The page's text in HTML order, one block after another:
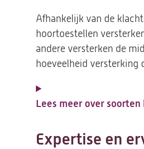
Afhankelijk van de
hoortoestellen
andere versterken de
hoeveelheid versterking
Lees meer over
Expertise en